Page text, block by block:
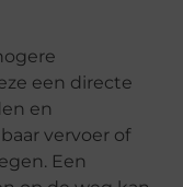
een directe
en
vervoer of
Een